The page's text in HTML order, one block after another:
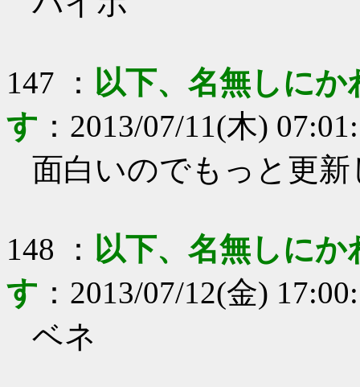
147 ： 以下、名無しに
す ： 2013/07/11(木)
面白いのでもっと更
148 ： 以下、名無しに
す ： 2013/07/12(金)
ベネ